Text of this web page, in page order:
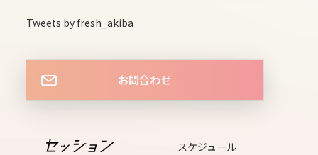
mon
15
tue
wed
Tweets by fresh_akiba
お問合わせ
スケジュール